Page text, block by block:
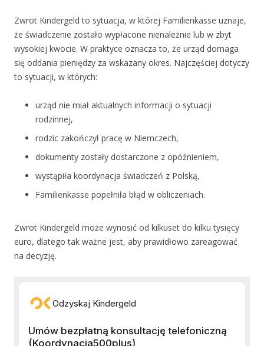
Zwrot Kindergeld to sytuacja, w której Familienkasse uznaje,
że świadczenie zostało wypłacone nienależnie lub w zbyt
wysokiej kwocie. W praktyce oznacza to, że urząd domaga
się oddania pieniędzy za wskazany okres. Najczęściej dotyczy
to sytuacji, w których:
urząd nie miał aktualnych informacji o sytuacji
rodzinnej,
rodzic zakończył pracę w Niemczech,
dokumenty zostały dostarczone z opóźnieniem,
wystąpiła koordynacja świadczeń z Polską,
Familienkasse popełniła błąd w obliczeniach.
Zwrot Kindergeld może wynosić od kilkuset do kilku tysięcy
euro, dlatego tak ważne jest, aby prawidłowo zareagować
na decyzję.